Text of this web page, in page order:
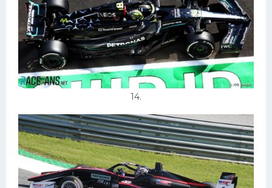
14.